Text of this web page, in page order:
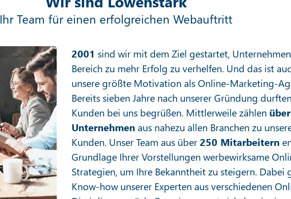
Ihr Team für einen erfolgreichen Webauftritt
2001 sind wir mit dem Ziel gestartet,
Bereich zu mehr Erfolg zu verhelfen. Und das ist
unsere größte Motivation als Online-Marketing-
Bereits sieben Jahre nach unserer Gründung
Kunden bei uns begrüßen. Mittlerweile zählen
Unternehmen aus nahezu allen Branchen zu
Kunden. Unser Team aus über 250 Mitarbeitern
Grundlage Ihrer Vorstellungen werbewirksame
Strategien, um Ihre Bekanntheit zu steigern. Dabei
Know-how unserer Experten aus verschiedenen